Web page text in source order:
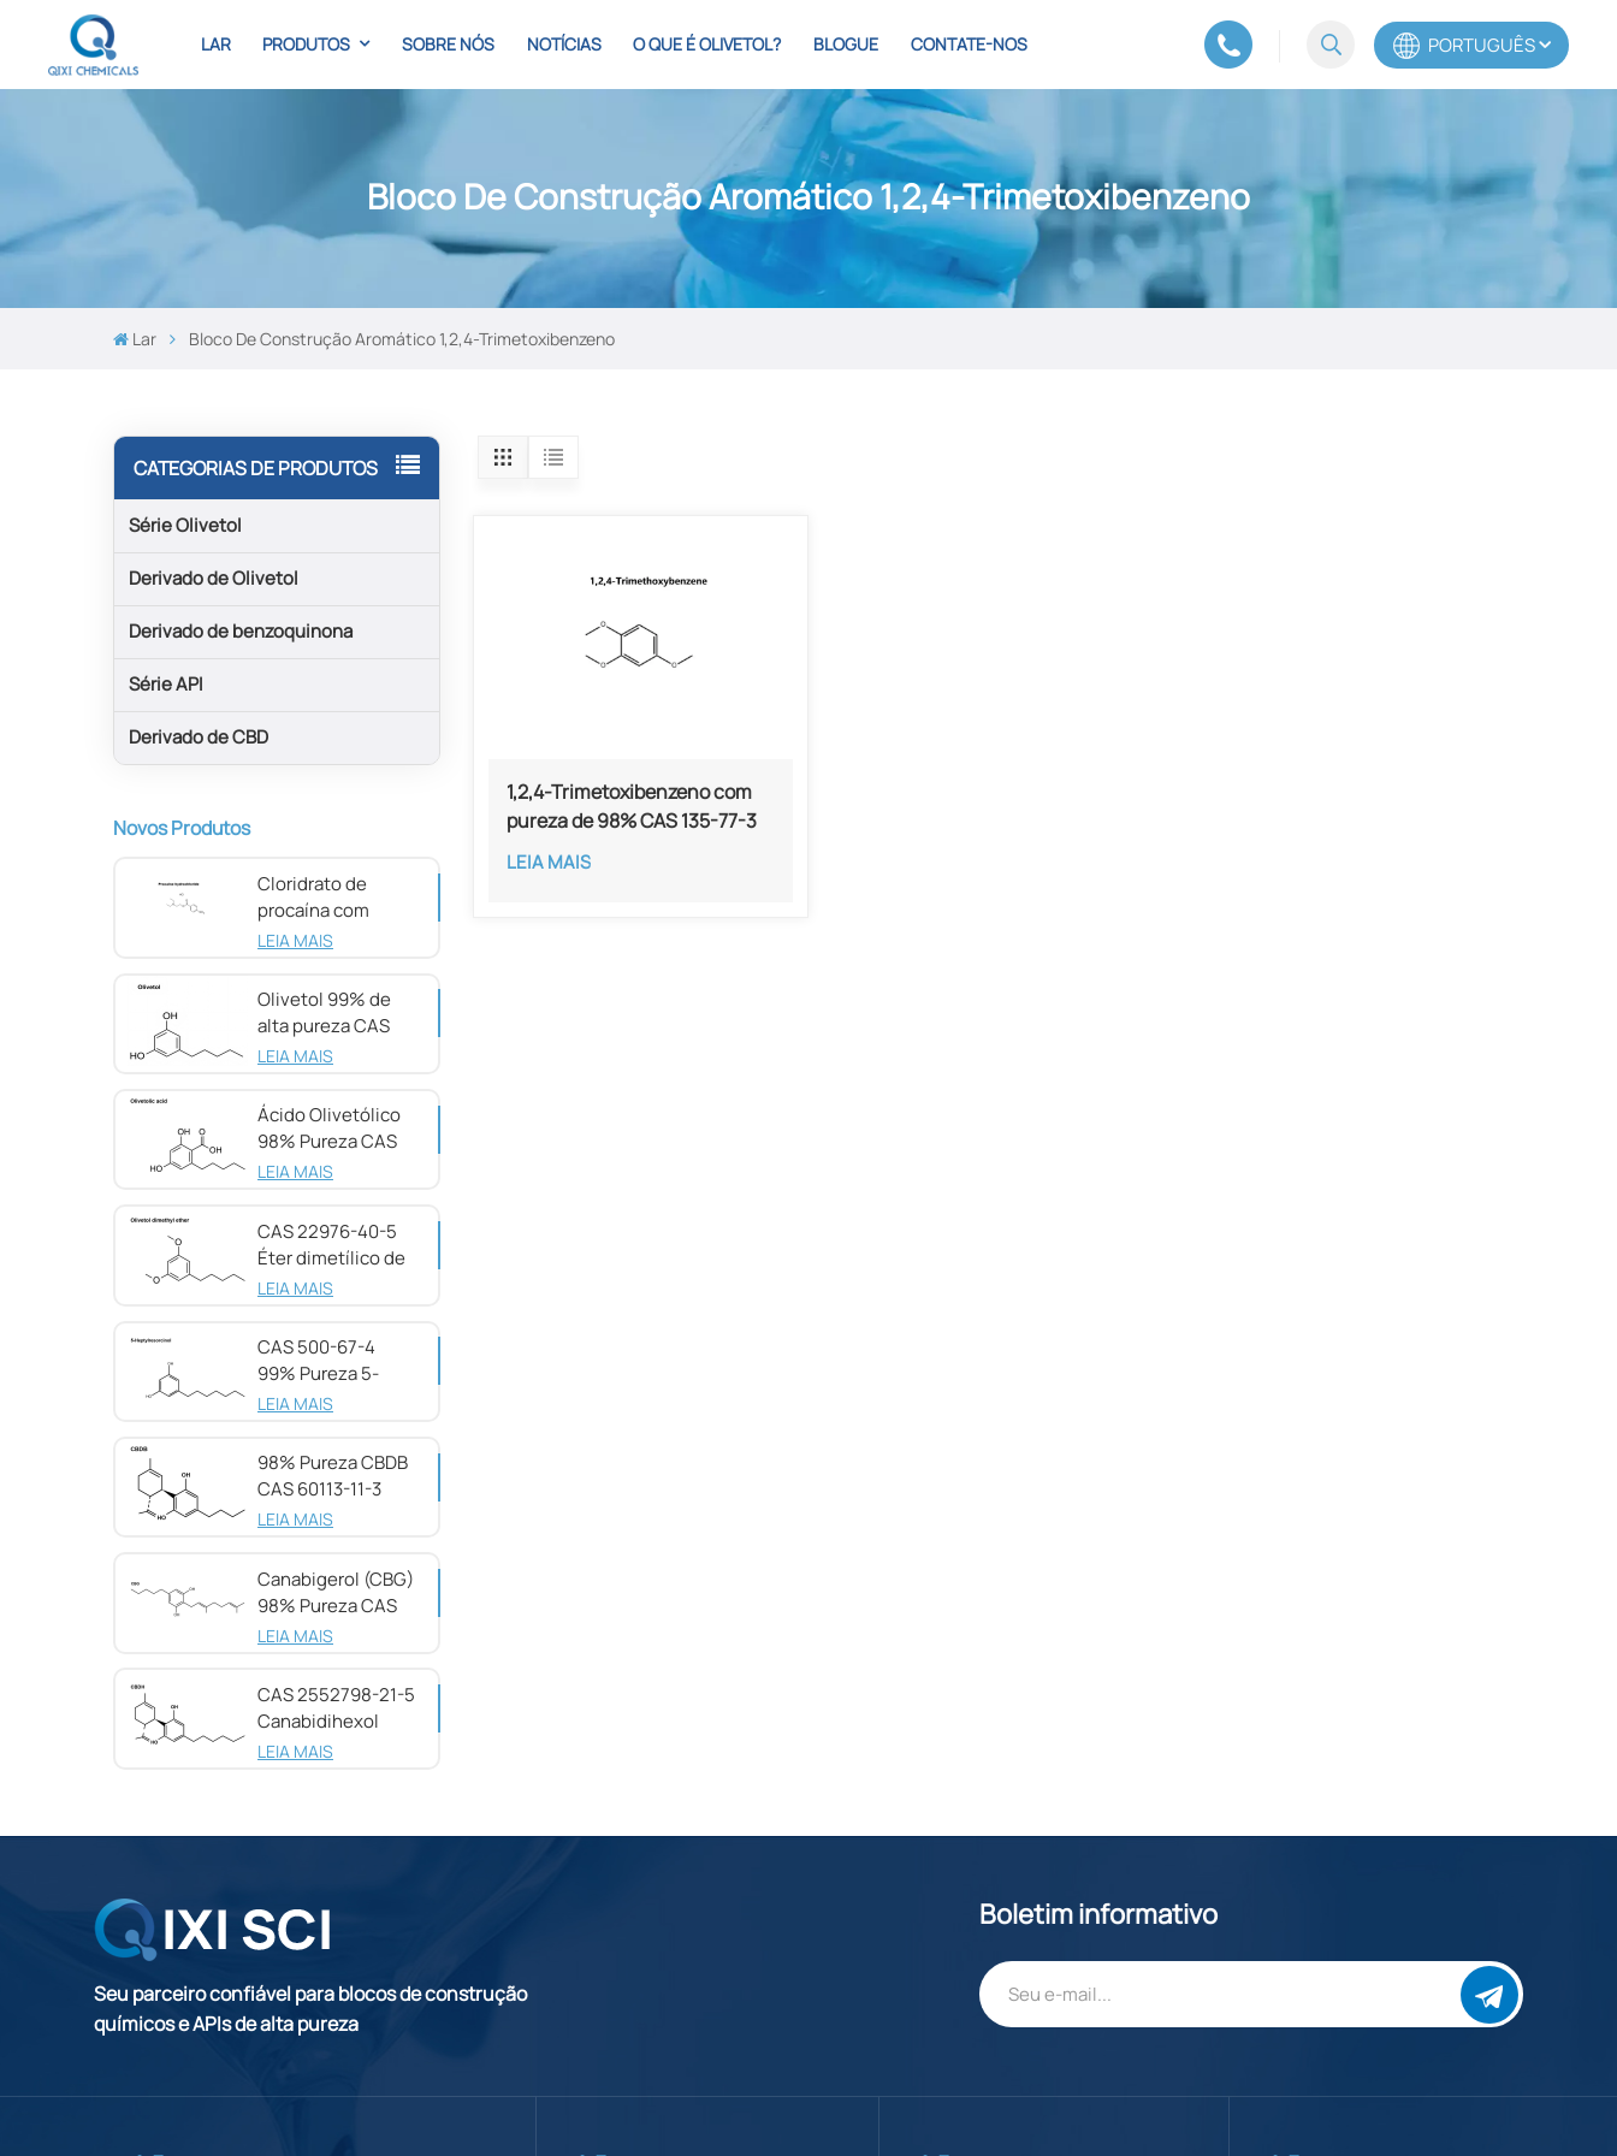
LAR PRODUTOS SOBRE NÓS NOTÍCIAS O QUE É OLIVETOL? BLOGUE CONTATE-NOS PORTUGUÊS
Español
Bloco De Construção Aromático 1,2,4-Trimetoxibenzeno
Lar Bloco De Construção Aromático 1,2,4-Trimetoxibenzeno
CATEGORIAS DE PRODUTOS
Série Olivetol
Derivado de Olivetol
Derivado de benzoquinona
Série API
Derivado de CBD
Novos Produtos
Cloridrato de
procaína com
pureza de 98%
LEIA MAIS
Olivetol 99% de
alta pureza CAS
500-66-3
LEIA MAIS
Ácido Olivetólico
98% Pureza CAS
491-72-5
LEIA MAIS
CAS 22976-40-5
Éter dimetílico de
olivetol, 98%
LEIA MAIS
CAS 500-67-4
99% Pureza 5-
Heptilresorcinol
LEIA MAIS
98% Pureza CBDB
CAS 60113-11-3
LEIA MAIS
Canabigerol (CBG)
98% Pureza CAS
25654-31-3
LEIA MAIS
CAS 2552798-21-5
Canabidihexol
(CBDH), 98%
LEIA MAIS
1,2,4-Trimetoxibenzeno com
pureza de 98% CAS 135-77-3
LEIA MAIS
Seu parceiro confiável para blocos de construção
químicos e APIs de alta pureza
Boletim informativo